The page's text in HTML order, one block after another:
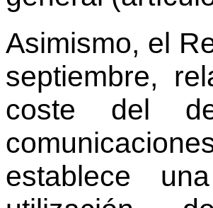
Asimismo, el
septiembre,
coste del
establece